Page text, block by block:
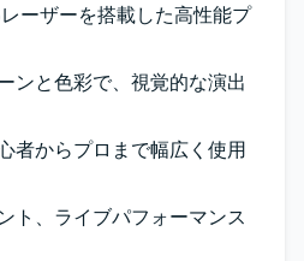
ーザーを搭載した高性能プ
ンと色彩で、視覚的な演出
者からプロまで幅広く使用
ト、ライブパフォーマンス